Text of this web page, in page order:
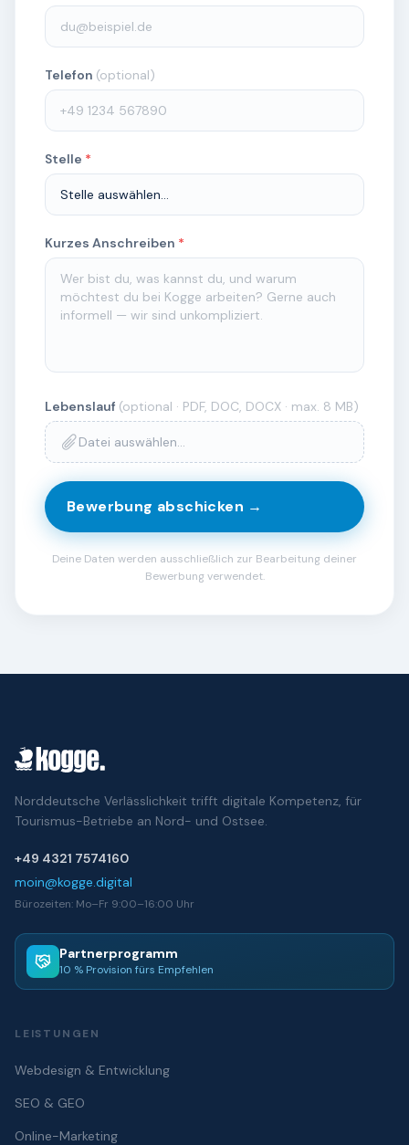
Telefon (optional)
Stelle *
Kurzes Anschreiben *
Lebenslauf (optional · PDF, DOC, DOCX · max. 8 MB)
Datei auswählen…
Bewerbung abschicken →
Deine Daten werden ausschließlich zur Bearbeitung deiner
Bewerbung verwendet.
Norddeutsche Verlässlichkeit trifft digitale Kompetenz, für
Tourismus-Betriebe an Nord- und Ostsee.
+49 4321 7574160
moin@kogge.digital
Bürozeiten: Mo–Fr 9:00–16:00 Uhr
Partnerprogramm
10 % Provision fürs Empfehlen
LEISTUNGEN
Webdesign & Entwicklung
SEO & GEO
Online-Marketing